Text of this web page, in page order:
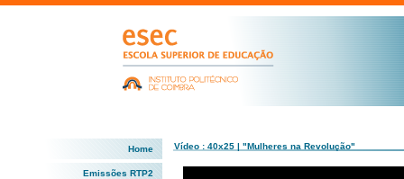
Home
Emissões RTP2
Vídeo : 40x25 | "Mulheres na Revolução"